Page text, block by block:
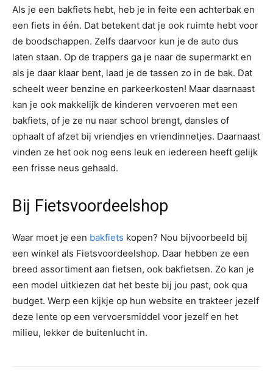
Als je een bakfiets hebt, heb je in feite een achterbak en
een fiets in één. Dat betekent dat je ook ruimte hebt voor
de boodschappen. Zelfs daarvoor kun je de auto dus
laten staan. Op de trappers ga je naar de supermarkt en
als je daar klaar bent, laad je de tassen zo in de bak. Dat
scheelt weer benzine en parkeerkosten! Maar daarnaast
kan je ook makkelijk de kinderen vervoeren met een
bakfiets, of je ze nu naar school brengt, dansles of
ophaalt of afzet bij vriendjes en vriendinnetjes. Daarnaast
vinden ze het ook nog eens leuk en iedereen heeft gelijk
een frisse neus gehaald.
Bij Fietsvoordeelshop
Waar moet je een bakfiets kopen? Nou bijvoorbeeld bij
een winkel als Fietsvoordeelshop. Daar hebben ze een
breed assortiment aan fietsen, ook bakfietsen. Zo kan je
een model uitkiezen dat het beste bij jou past, ook qua
budget. Werp een kijkje op hun website en trakteer jezelf
deze lente op een vervoersmiddel voor jezelf en het
milieu, lekker de buitenlucht in.